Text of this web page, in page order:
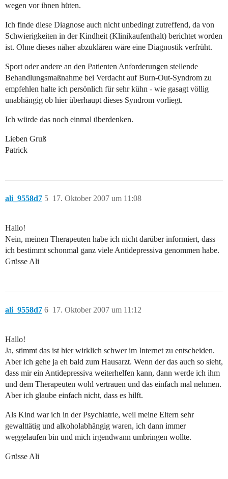
wegen vor ihnen hüten.
Ich finde diese Diagnose auch nicht unbedingt zutreffend, da von
Schwierigkeiten in der Kindheit (Klinikaufenthalt) berichtet worden
ist. Ohne dieses näher abzuklären wäre eine Diagnostik verfrüht.
Sport oder andere an den Patienten Anforderungen stellende
Behandlungsmaßnahme bei Verdacht auf Burn-Out-Syndrom zu
empfehlen halte ich persönlich für sehr kühn - wie gasagt völlig
unabhängig ob hier überhaupt dieses Syndrom vorliegt.
Ich würde das noch einmal überdenken.
Lieben Gruß
Patrick
ali_9558d7 17. Oktober 2007 um 11:08
5
Hallo!
Nein, meinen Therapeuten habe ich nicht darüber informiert, dass
ich bestimmt schonmal ganz viele Antidepressiva genommen habe.
Grüsse Ali
ali_9558d7 17. Oktober 2007 um 11:12
6
Hallo!
Ja, stimmt das ist hier wirklich schwer im Internet zu entscheiden.
Aber ich gehe ja eh bald zum Hausarzt. Wenn der das auch so sieht,
dass mir ein Antidepressiva weiterhelfen kann, dann werde ich ihm
und dem Therapeuten wohl vertrauen und das einfach mal nehmen.
Aber ich glaube einfach nicht, dass es hilft.
Als Kind war ich in der Psychiatrie, weil meine Eltern sehr
gewalttätig und alkoholabhängig waren, ich dann immer
weggelaufen bin und mich irgendwann umbringen wollte.
Grüsse Ali